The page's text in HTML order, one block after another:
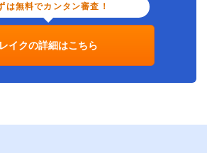
は無料でカンタン審査！
レイクの詳細はこちら